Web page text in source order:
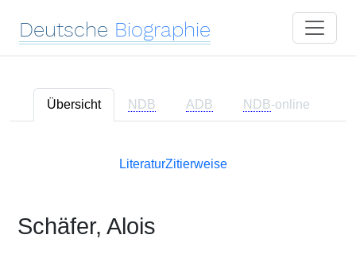
Deutsche Biographie
Übersicht NDB ADB NDB-online
LiteraturZitierweise
Schäfer, Alois